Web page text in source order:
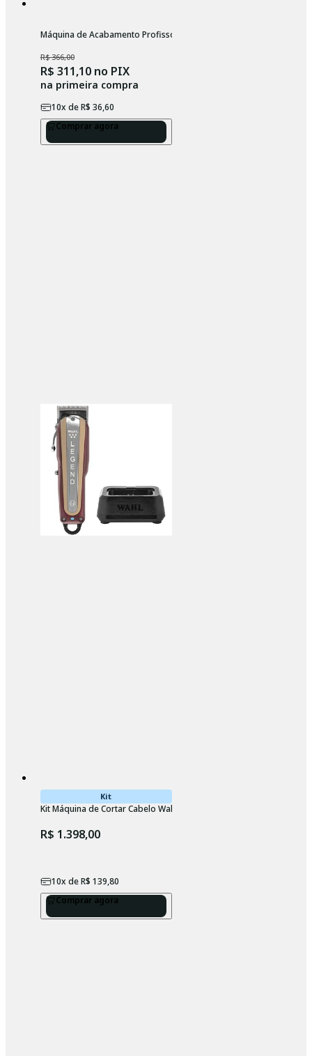
Máquina de Acabamento Profissopnal Wahl Launch Trimmer
R$ 366,00
R$ 311,10no PIX
na primeira compra
10x deR$ 36,60
Comprar agora
Kit
Kit Máquina de Cortar Cabelo Wahl Legend Cordless Bivolt + Base
R$ 1.398,00
10x deR$ 139,80
Comprar agora